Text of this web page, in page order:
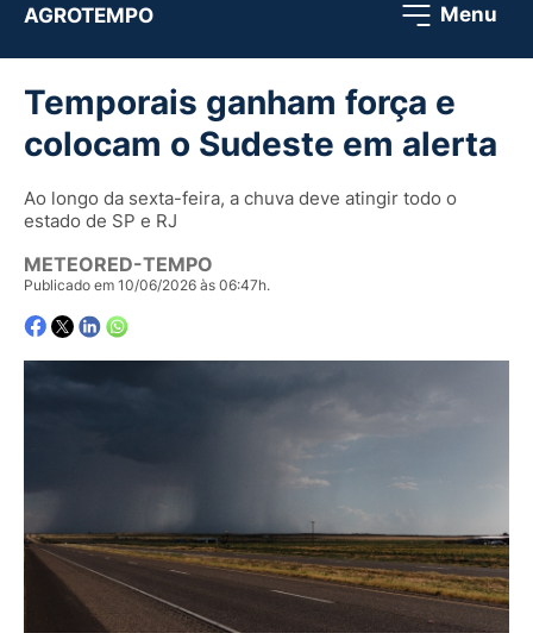
AGROTEMPO Menu
Temporais ganham força e
colocam o Sudeste em alerta
Ao longo da sexta-feira, a chuva deve atingir todo o
estado de SP e RJ
METEORED-TEMPO
Publicado em 10/06/2026 às 06:47h.